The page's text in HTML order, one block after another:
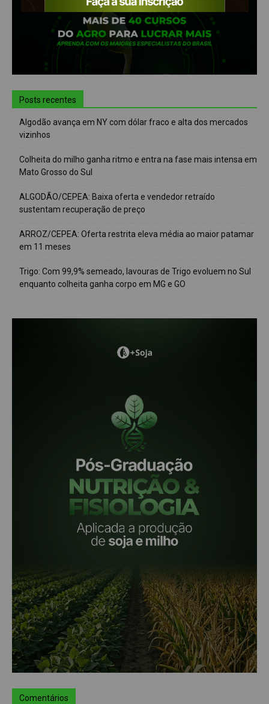
Posts recentes
Algodão avança em NY com dólar fraco e alta dos mercados
vizinhos
Colheita do milho ganha ritmo e entra na fase mais intensa em
Mato Grosso do Sul
ALGODÃO/CEPEA: Baixa oferta e vendedor retraído
sustentam recuperação de preço
ARROZ/CEPEA: Oferta restrita eleva média ao maior patamar
em 11 meses
Trigo: Com 99,9% semeado, lavouras de Trigo evoluem no Sul
enquanto colheita ganha corpo em MG e GO
Comentários